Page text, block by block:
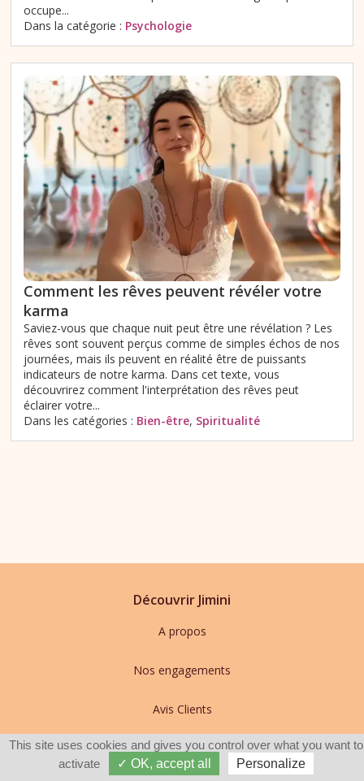
occupe...
Dans la catégorie : Psychologie
Comment les rêves peuvent révéler votre
karma
Saviez-vous que chaque nuit peut être une révélation ? Les
rêves sont souvent perçus comme de simples échos de nos
journées, mais ils peuvent en réalité être de puissants
indicateurs de notre karma. Dans cet texte, vous
découvrirez comment l'interprétation des rêves peut
éclairer votre...
Dans les catégories : Bien-être, Spiritualité
Découvrir Jimini
A propos
Nos engagements
Avis Clients
L'univers de la voyance
This site uses cookies and gives you control over what you want to
activate
✓ OK, accept all Personalize